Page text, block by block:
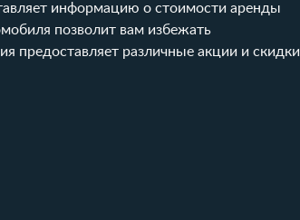
информацию о стоимости аренды
позволит вам избежать
предоставляет различные акции и скидки